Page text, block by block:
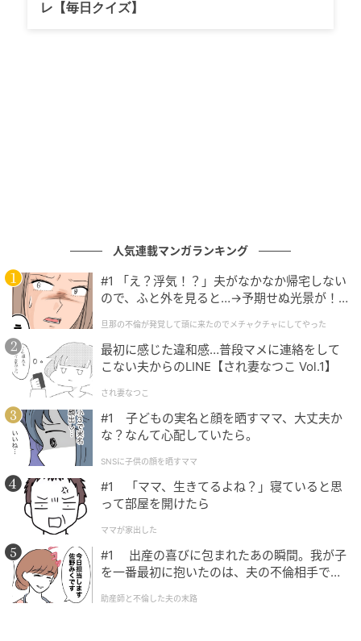
レ【毎日クイズ】
人気連載マンガランキング
#1 「え？浮気！？」夫がなかなか帰宅しない
ので、ふと外を見ると…→予期せぬ光景が！
クチャにしてやった
旦那の不倫が発覚して頭に来たのでメチャクチャにしてやった
最初に感じた違和感…普段マメに連絡をして
こない夫からのLINE【され妻なつこ Vol.1】
され妻なつこ
#1 子どもの実名と顔を晒すママ、大丈夫か
な？なんて心配していたら。
SNSに子供の顔を晒すママ
#1 「ママ、生きてるよね？」寝ていると思
って部屋を開けたら
ママが家出した
#1 出産の喜びに包まれたあの瞬間。我が子
を一番最初に抱いたのは、夫の不倫相手でし
助産師と不倫した夫の末路